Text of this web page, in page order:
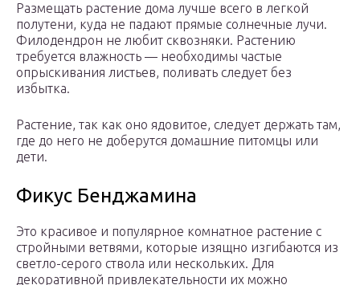
Размещать растение дома лучше всего в легкой
полутени, куда не падают прямые солнечные лучи.
Филодендрон не любит сквозняки. Растению
требуется влажность — необходимы частые
опрыскивания листьев, поливать следует без
избытка.
Растение, так как оно ядовитое, следует держать там,
где до него не доберутся домашние питомцы или
дети.
Фикус Бенджамина
Это красивое и популярное комнатное растение с
стройными ветвями, которые изящно изгибаются из
светло-серого ствола или нескольких. Для
декоративной привлекательности их можно